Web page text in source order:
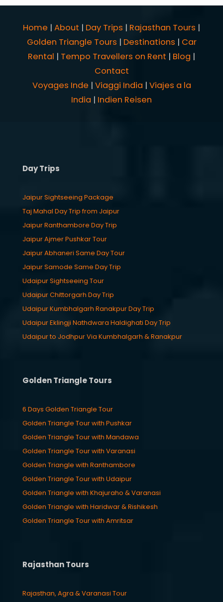
Home | About | Day Trips | Rajasthan Tours |
Golden Triangle Tours | Destinations | Car
Rental | Tempo Travellers on Rent | Blog |
Contact
Voyages Inde | Viaggi India | Viajes a la
India | Indien Reisen
Day Trips
Jaipur Sightseeing Package
Taj Mahal Day Trip from Jaipur
Jaipur Ranthambore Day Trip
Jaipur Ajmer Pushkar Tour
Jaipur Abhaneri Same Day Tour
Jaipur Samode Same Day Trip
Udaipur Sightseeing Tour
Udaipur Chittorgarh Day Trip
Udaipur Kumbhalgarh Ranakpur Day Trip
Udaipur Eklingji Nathdwara Haldighati Day Trip
Udaipur to Jodhpur Via Kumbhalgarh & Ranakpur
Golden Triangle Tours
6 Days Golden Triangle Tour
Golden Triangle Tour with Pushkar
Golden Triangle Tour with Mandawa
Golden Triangle Tour with Varanasi
Golden Triangle with Ranthambore
Golden Triangle Tour with Udaipur
Golden Triangle with Khajuraho & Varanasi
Golden Triangle with Haridwar & Rishikesh
Golden Triangle Tour with Amritsar
Rajasthan Tours
Rajasthan, Agra & Varanasi Tour